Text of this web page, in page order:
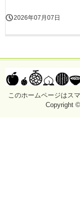
2026年07月07日
このホームページはス
Copyright